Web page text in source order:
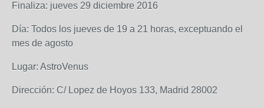
Finaliza: jueves 29 diciembre 2016
Día: Todos los jueves de 19 a 21 horas, exceptuando el
mes de agosto
Lugar: AstroVenus
Dirección: C/ Lopez de Hoyos 133, Madrid 28002